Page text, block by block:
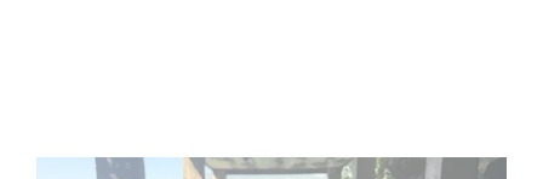
Le tournage de la mini-série Le Roman de Marceau Miller